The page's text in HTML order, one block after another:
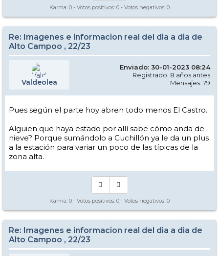
Karma: 0 - Votos positivos: 0 - Votos negativos: 0
Re: Imagenes e informacion real del dia a dia de
Alto Campoo , 22/23
Valdeolea
Enviado: 30-01-2023 08:24
Registrado: 8 años antes
Mensajes: 79
Pues según el parte hoy abren todo menos El Castro.
Alguien que haya estado por allí sabe cómo anda de
nieve? Porque sumándolo a Cuchillón ya le da un plus
a la estación para variar un poco de las típicas de la
zona alta.
Karma: 0 - Votos positivos: 0 - Votos negativos: 0
Re: Imagenes e informacion real del dia a dia de
Alto Campoo , 22/23